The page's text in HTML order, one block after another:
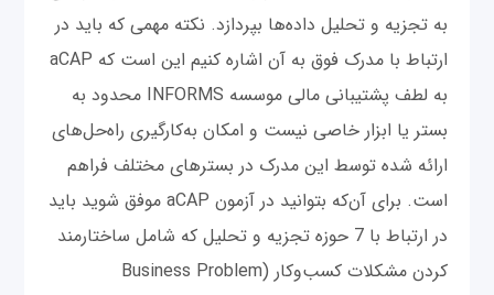
به تجزیه و تحلیل داده‌ها بپردازد. نکته مهمی که باید در
ارتباط با مدرک فوق به آن اشاره کنیم این است که aCAP
به لطف پشتیبانی مالی موسسه INFORMS محدود به
بستر یا ابزار خاصی نیست و امکان به‌کارگیری راه‌حل‌های
ارائه شده توسط این مدرک در بسترهای مختلف فراهم
است. برای آن‌که بتوانید در آزمون aCAP موفق شوید باید
در ارتباط با 7 حوزه تجزیه و تحلیل که شامل ساختارمند
کردن مشکلات کسب‌وکار (Business Problem